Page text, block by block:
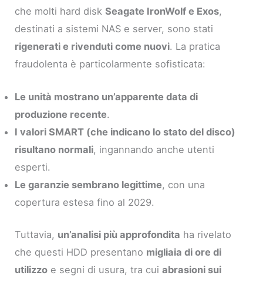
che molti hard diskSeagate IronWolf e Exos,
destinati a sistemi NAS e server, sono stati
rigenerati e rivenduti come nuovi. La pratica
fraudolenta è particolarmente sofisticata:
Le unità mostrano un’apparente data di
produzione recente.
I valori SMART (che indicano lo stato del disco)
risultano normali, ingannando anche utenti
esperti.
Le garanzie sembrano legittime, con una
copertura estesa fino al 2029.
Tuttavia, un’analisi più approfondita ha rivelato
che questi HDD presentano migliaia di ore di
utilizzo e segni di usura, tra cuiabrasioni sui